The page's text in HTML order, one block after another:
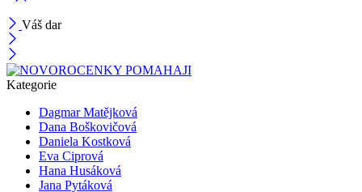
Váš dar
Kategorie
Dagmar Matějková
Dana Boškovičová
Daniela Kostková
Eva Ciprová
Hana Husáková
Jana Pytáková